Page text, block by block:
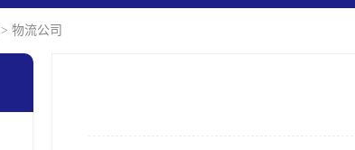
> 物流公司